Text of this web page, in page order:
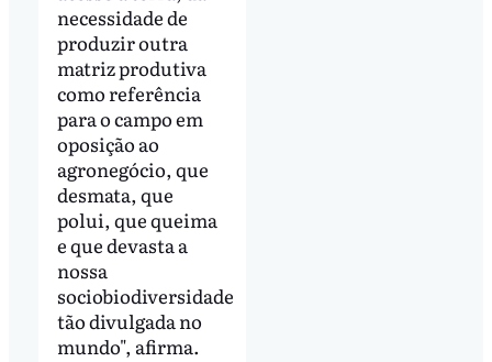
necessidade de
produzir outra
matriz produtiva
como referência
para o campo em
oposição ao
agronegócio, que
desmata, que
polui, que queima
e que devasta a
nossa
sociobiodiversidade
tão divulgada no
mundo", afirma.